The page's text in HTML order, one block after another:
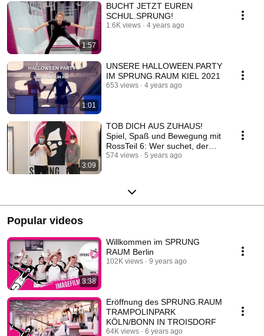
1:57
BUCHT JETZT EUREN
SCHUL.SPRUNG!
1.6K views 4 years ago
1:01
UNSERE HALLOWEEN.PARTY
IM SPRUNG.RAUM KIEL 2021
653 views 4 years ago
3:09
TOB DICH AUS ZUHAUS!
Spiel, Spaß und Bewegung mit
RossTeil 6: Wer suchet, der
findet
574 views 5 years ago
Popular videos
3:38
Willkommen im SPRUNG
RAUM Berlin
102K views 9 years ago
Eröffnung des SPRUNG.RAUM
TRAMPOLINPARK
KÖLN/BONN IN TROISDORF
64K views 6 years ago